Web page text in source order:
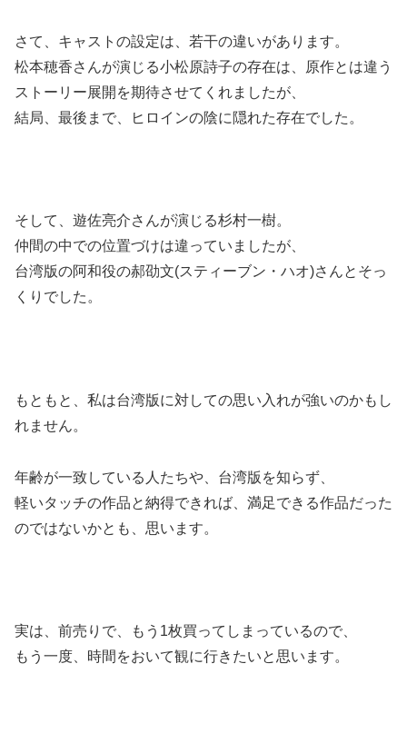
さて、キャストの設定は、若干の違いがあります。
松本穂香さんが演じる小松原詩子の存在は、原作とは違う
ストーリー展開を期待させてくれましたが、
結局、最後まで、ヒロインの陰に隠れた存在でした。
そして、遊佐亮介さんが演じる杉村一樹。
仲間の中での位置づけは違っていましたが、
台湾版の阿和役の郝劭文(スティーブン・ハオ)さんとそっ
くりでした。
もともと、私は台湾版に対しての思い入れが強いのかもし
れません。
年齢が一致している人たちや、台湾版を知らず、
軽いタッチの作品と納得できれば、満足できる作品だった
のではないかとも、思います。
実は、前売りで、もう1枚買ってしまっているので、
もう一度、時間をおいて観に行きたいと思います。